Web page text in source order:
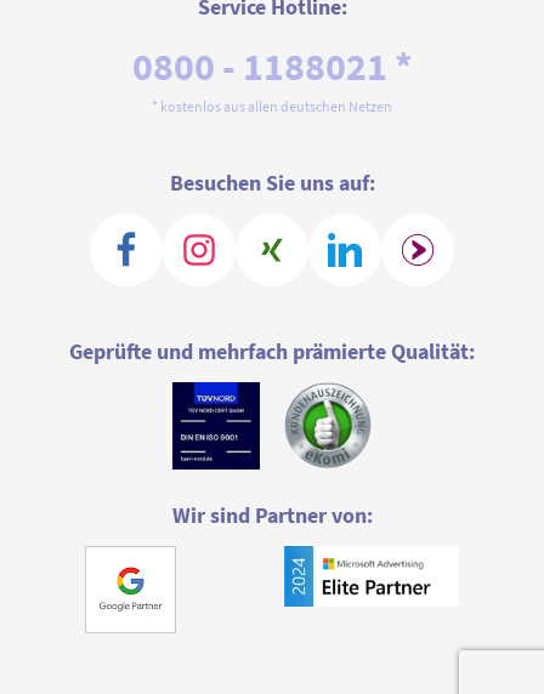
Service Hotline:
0800 - 1188021 *
* kostenlos aus allen deutschen Netzen
Besuchen Sie uns auf:
Geprüfte und mehrfach prämierte Qualität:
Wir sind Partner von: